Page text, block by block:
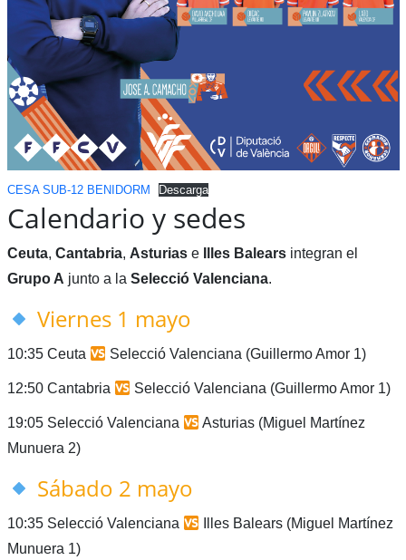
CESA SUB-12 BENIDORM Descarga
Calendario y sedes
Ceuta, Cantabria, Asturiase Illes Balearsintegran el
Grupo A junto a la Selecció Valenciana.
Viernes 1 mayo
10:35 Ceuta Selecció Valenciana (Guillermo Amor 1)
12:50 Cantabria Selecció Valenciana (Guillermo Amor 1)
19:05 Selecció Valenciana
Asturias (Miguel Martínez
Munuera 2)
Sábado 2 mayo
10:35 Selecció Valenciana
Illes Balears (Miguel Martínez
Munuera 1)